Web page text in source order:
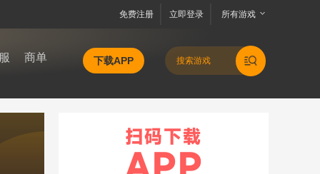
所有游戏
立即登录
免费注册
商单 下载APP